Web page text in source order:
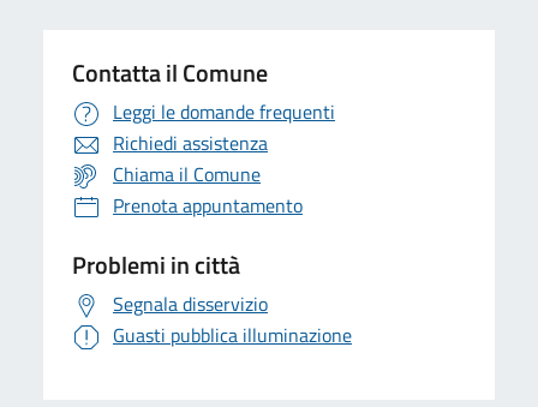
Contatta il Comune
Leggi le domande frequenti
Richiedi assistenza
Chiama il Comune
Prenota appuntamento
Problemi in città
Segnala disservizio
Guasti pubblica illuminazione